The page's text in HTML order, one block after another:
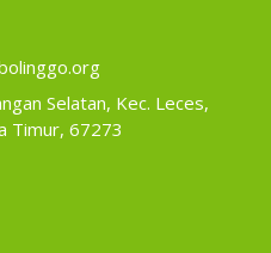
Selatan, Kec. Leces,
Timur, 67273